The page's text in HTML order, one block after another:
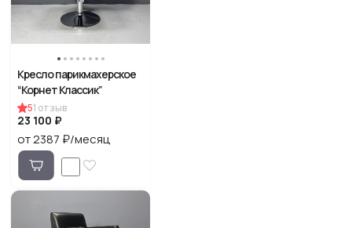
Кресло парикмахерское
“Корнет Классик”
51 отзыв
23 100 ₽
от 2387 ₽/месяц